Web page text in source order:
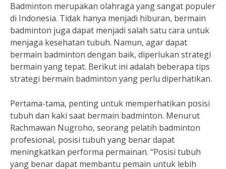
Badminton merupakan olahraga yang sangat populer
di Indonesia. Tidak hanya menjadi hiburan, bermain
badminton juga dapat menjadi salah satu cara untuk
menjaga kesehatan tubuh. Namun, agar dapat
bermain badminton dengan baik, diperlukan strategi
bermain yang tepat. Berikut ini adalah beberapa tips
strategi bermain badminton yang perlu diperhatikan.
Pertama-tama, penting untuk memperhatikan posisi
tubuh dan kaki saat bermain badminton. Menurut
Rachmawan Nugroho, seorang pelatih badminton
profesional, posisi tubuh yang benar dapat
meningkatkan performa permainan. “Posisi tubuh
yang benar dapat membantu pemain untuk lebih